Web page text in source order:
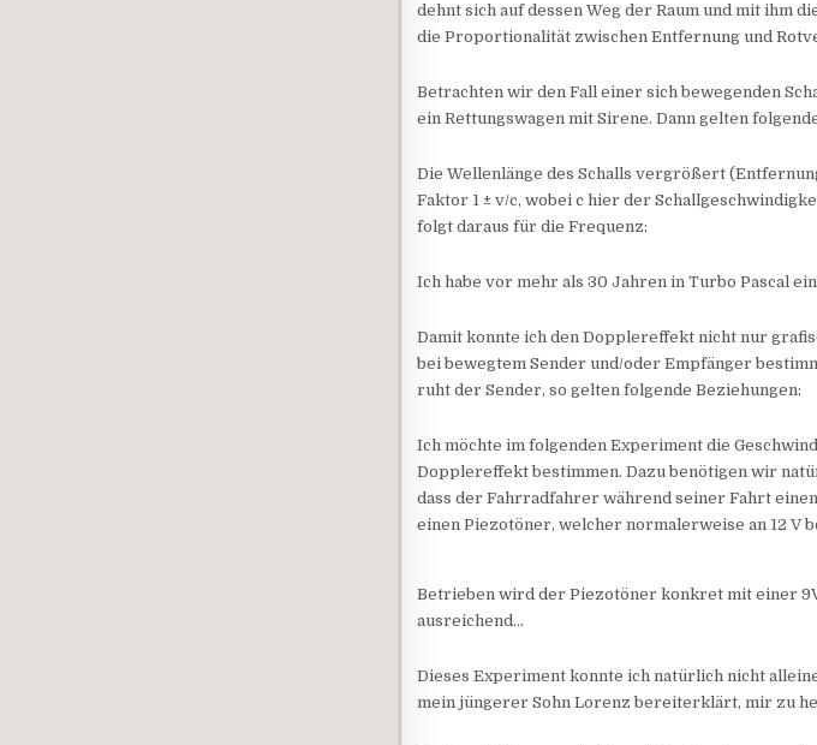
dehnt sich auf dessen Weg der Raum und mit ihm
die Proportionalität zwischen Entfernung und
Betrachten wir den Fall einer sich bewegenden
ein Rettungswagen mit Sirene. Dann gelten
Die Wellenlänge des Schalls vergrößert
Faktor 1 ± v/c, wobei c hier der
folgt daraus für die Frequenz:
Ich habe vor mehr als 30 Jahren in Turbo Pascal
Damit konnte ich den Dopplereffekt nicht nur
bei bewegtem Sender und/oder Empfänger
ruht der Sender, so gelten folgende Beziehungen:
Ich möchte im folgenden Experiment die
Dopplereffekt bestimmen. Dazu benötigen wir
dass der Fahrradfahrer während seiner Fahrt
einen Piezotöner, welcher normalerweise an 12 V
Betrieben wird der Piezotöner konkret mit einer
ausreichend…
Dieses Experiment konnte ich natürlich nicht
mein jüngerer Sohn Lorenz bereiterklärt, mir zu